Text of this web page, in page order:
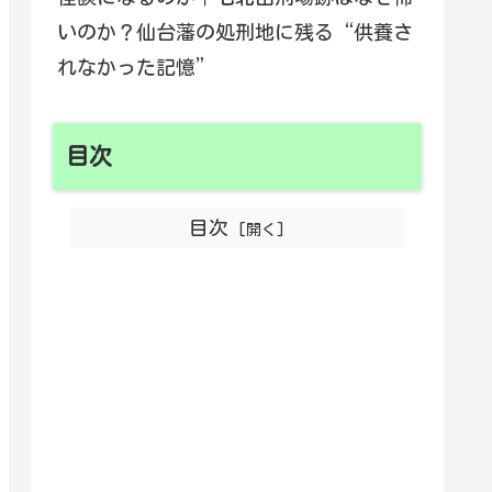
いのか？仙台藩の処刑地に残る“供養さ
れなかった記憶”
目次
目次